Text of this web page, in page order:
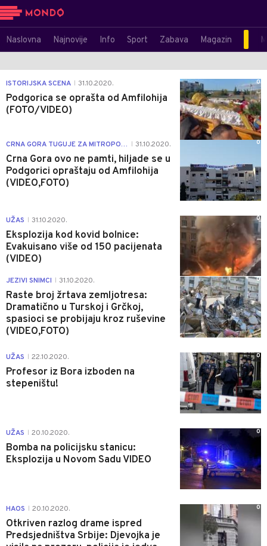
Naslovna Najnovije Info Sport Zabava Magazin
ISTORIJSKA SCENA 31.10.2020.
Podgorica se oprašta od Amfilohija
(FOTO/VIDEO)
0
CRNA GORA TUGUJE ZA MITROPOLITOM 31.10.2020.
Crna Gora ovo ne pamti, hiljade se u
Podgorici opraštaju od Amfilohija
(VIDEO,FOTO)
0
UŽAS 31.10.2020.
Eksplozija kod kovid bolnice:
Evakuisano više od 150 pacijenata
(VIDEO)
0
JEZIVI SNIMCI 31.10.2020.
Raste broj žrtava zemljotresa:
Dramatično u Turskoj i Grčkoj,
spasioci se probijaju kroz ruševine
(VIDEO,FOTO)
0
UŽAS 22.10.2020.
Profesor iz Bora izboden na
stepeništu!
0
UŽAS 20.10.2020.
Bomba na policijsku stanicu:
Eksplozija u Novom Sadu VIDEO
0
HAOS 20.10.2020.
Otkriven razlog drame ispred
Predsjedništva Srbije: Djevojka je
0